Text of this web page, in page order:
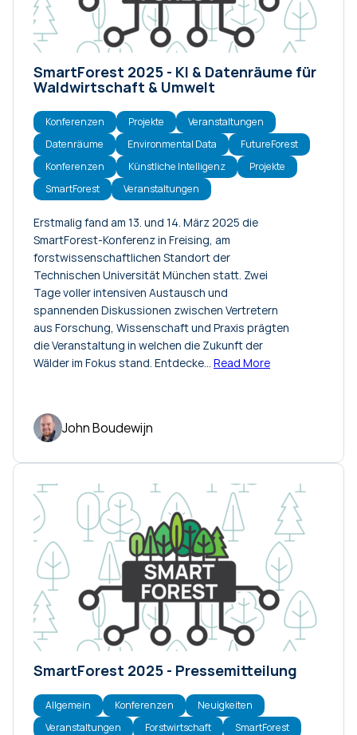
SmartForest 2025 - KI & Datenräume für
Waldwirtschaft & Umwelt
Konferenzen Projekte
Veranstaltungen
Datenräume
Environmental Data
FutureForest
Konferenzen
Künstliche Intelligenz
Projekte
SmartForest
Veranstaltungen
Erstmalig fand am 13. und 14. März 2025 die
SmartForest-Konferenz in Freising, am
forstwissenschaftlichen Standort der
Technischen Universität München statt. Zwei
Tage voller intensiven Austausch und
spannenden Diskussionen zwischen Vertretern
aus Forschung, Wissenschaft und Praxis prägten
die Veranstaltung in welchen die Zukunft der
Wälder im Fokus stand. Entdecke… Read More
John Boudewijn
SmartForest 2025 - Pressemitteilung
Allgemein Konferenzen
Neuigkeiten
Veranstaltungen
Forstwirtschaft SmartForest